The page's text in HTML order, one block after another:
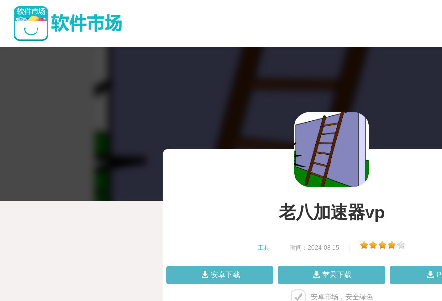
老八加速器vp
工具 时间：2024-08-15
安卓下载 苹果下载
安卓市场，安全绿色